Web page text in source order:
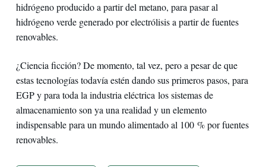
hidrógeno producido a partir del metano, para pasar al
hidrógeno verde generado por electrólisis a partir de fuentes
renovables.
¿Ciencia ficción? De momento, tal vez, pero a pesar de que
estas tecnologías todavía estén dando sus primeros pasos, para
EGP y para toda la industria eléctrica los sistemas de
almacenamiento son ya una realidad y un elemento
indispensable para un mundo alimentado al 100 % por fuentes
renovables.